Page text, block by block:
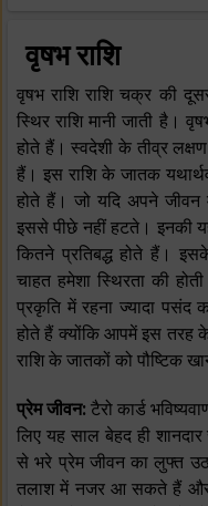
वृषभ राशि
वृषभ राशि राशि चक्र की
स्थिर राशि मानी जाती है।
होते हैं। स्वदेशी के तीव्र
हैं। इस राशि के जातक
होते हैं। जो यदि अपने जीवन
इससे पीछे नहीं हटते। इनकी
कितने प्रतिबद्ध होते हैं।
चाहत हमेशा स्थिरता की
प्रकृति में रहना ज्यादा
होते हैं क्योंकि आपमें इस
राशि के जातकों को पौष्टिक
प्रेम जीवन:टैरो कार्ड
लिए यह साल बेहद ही
से भरे प्रेम जीवन का लुफ्त
तलाश में नजर आ सकते हैं